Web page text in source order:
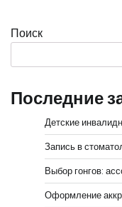
Поиск
Последние
Детские
Запись в
Выбор гонгов:
Оформление